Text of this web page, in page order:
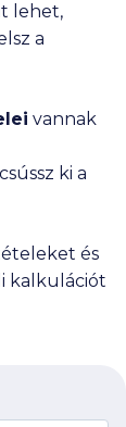
lehet,
a
vannak
ki a
és
kalkulációt